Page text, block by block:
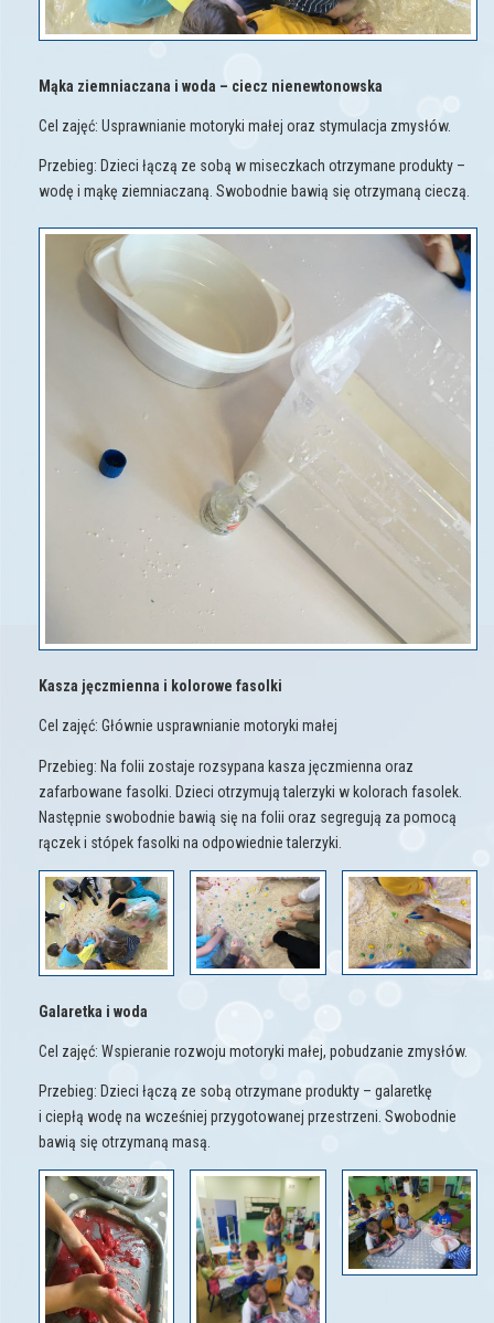
Mąka ziemniaczana i woda – ciecz nienewtonowska
Cel zajęć: Usprawnianie motoryki małej oraz stymulacja zmysłów.
Przebieg: Dzieci łączą ze sobą w miseczkach otrzymane produkty –
wodę i mąkę ziemniaczaną. Swobodnie bawią się otrzymaną cieczą.
Kasza jęczmienna i kolorowe fasolki
Cel zajęć: Głównie usprawnianie motoryki małej
Przebieg: Na folii zostaje rozsypana kasza jęczmienna oraz
zafarbowane fasolki. Dzieci otrzymują talerzyki w kolorach fasolek.
Następnie swobodnie bawią się na folii oraz segregują za pomocą
rączek i stópek fasolki na odpowiednie talerzyki.
Galaretka i woda
Cel zajęć: Wspieranie rozwoju motoryki małej, pobudzanie zmysłów.
Przebieg: Dzieci łączą ze sobą otrzymane produkty – galaretkę
i ciepłą wodę na wcześniej przygotowanej przestrzeni. Swobodnie
bawią się otrzymaną masą.